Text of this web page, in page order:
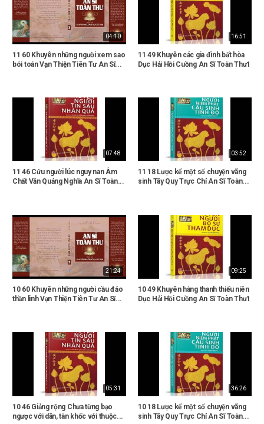
04:10
11 60 Khuyên những người xem sao
bói toán Vạn Thiện Tiên Tư An Sĩ...
16:51
11 49 Khuyên các gia đình bất hòa
Dục Hải Hồi Cuồng An Sĩ Toàn Thư1
07:48
11 46 Cứu người lúc nguy nan Âm
Chất Văn Quảng Nghĩa An Sĩ Toàn...
03:52
11 18 Lược kể một số chuyện vãng
sinh Tây Quy Trực Chỉ An Sĩ Toàn...
21:24
10 60 Khuyên những người cầu đảo
thần linh Vạn Thiện Tiên Tư An Sĩ...
09:25
10 49 Khuyên hàng thanh thiếu niên
Dục Hải Hồi Cuồng An Sĩ Toàn Thư1
05:31
10 46 Giảng rộng Chưa từng bạo
ngược với dân, tàn khốc với thuộc...
36:26
10 18 Lược kể một số chuyện vãng
sinh Tây Quy Trực Chỉ An Sĩ Toàn...